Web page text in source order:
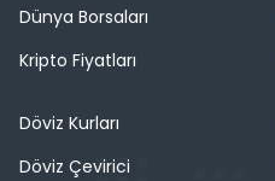
Dünya Borsaları
Kripto Fiyatları
Döviz Kurları
Döviz Çevirici